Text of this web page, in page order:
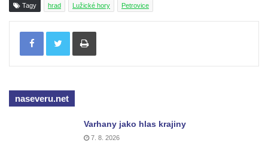
Tagy hrad Lužické hory Petrovice
Tisknout
naseveru.net
Varhany jako hlas krajiny
7. 8. 2026